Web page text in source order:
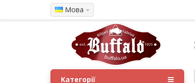
Мова
Категорії